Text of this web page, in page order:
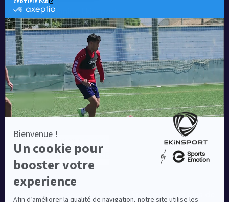
Catalogue running Ekinsport
Blog
Une société de :
Equipementier sportif leader en France depuis plus de